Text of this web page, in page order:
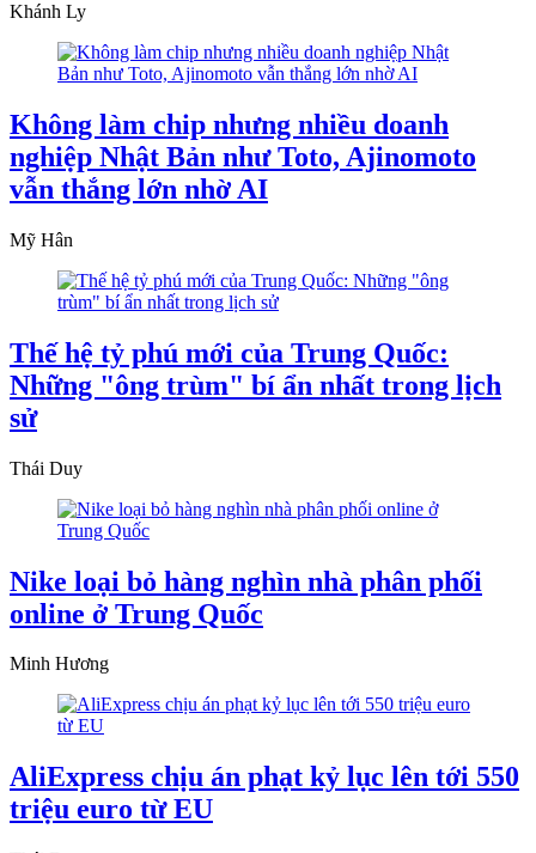
Khánh Ly
Không làm chip nhưng nhiều doanh
nghiệp Nhật Bản như Toto, Ajinomoto
vẫn thắng lớn nhờ AI
Mỹ Hân
Thế hệ tỷ phú mới của Trung Quốc:
Những "ông trùm" bí ẩn nhất trong lịch
sử
Thái Duy
Nike loại bỏ hàng nghìn nhà phân phối
online ở Trung Quốc
Minh Hương
AliExpress chịu án phạt kỷ lục lên tới 550
triệu euro từ EU